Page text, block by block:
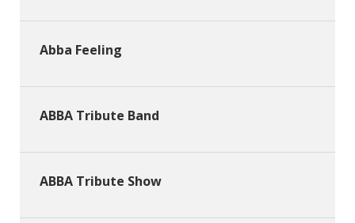
Abba Feeling
ABBA Tribute Band
ABBA Tribute Show